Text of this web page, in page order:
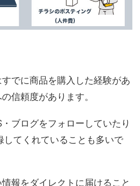
でに商品を購入した経験があ
信頼度があります。
ブログをフォローしていたり
してくれていることも多いで
報をダイレクトに届けること